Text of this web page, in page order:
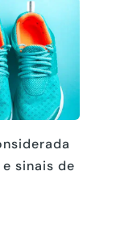
sinais de